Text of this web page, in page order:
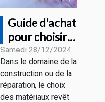
Guide d'achat
pour choisir
les meilleures
aiguilles en
fibre de verre
et recharges
Samedi 28/12/2024
Dans le domaine de la
construction ou de la
réparation, le choix
des matériaux revêt